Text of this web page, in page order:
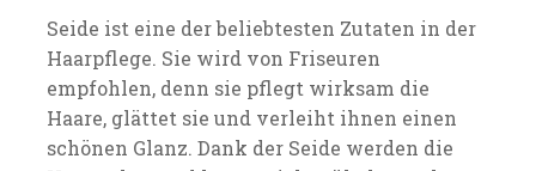
Seide ist eine der beliebtesten Zutaten in der
Haarpflege. Sie wird von Friseuren
empfohlen, denn sie pflegt wirksam die
Haare, glättet sie und verleiht ihnen einen
schönen Glanz. Dank der Seide werden die